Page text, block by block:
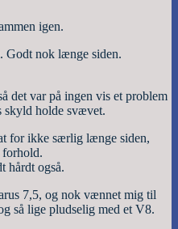
igen.
Godt nok længe siden.
det var på ingen vis et problem
skyld holde svævet.
for ikke særlig længe siden,
forhold.
hårdt også.
7,5, og nok vænnet mig til
så lige pludselig med et V8.